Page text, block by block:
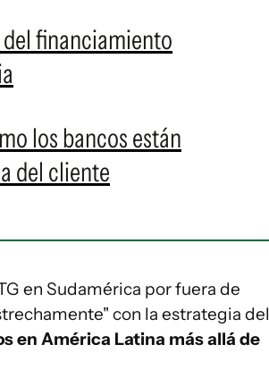
financiamiento
los bancos están
del cliente
en Sudamérica por fuera de
con la estrategia del
en América Latina más allá de